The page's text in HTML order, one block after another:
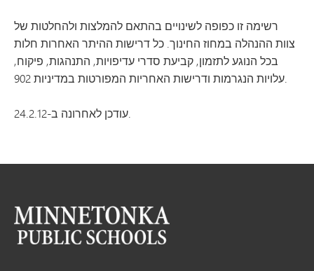
רשימה זו כפופה לשינויים בהתאם להמלצות ולהחלטות של
צוות ההנהלה במחוז החינוך. כל דרישות ההיתר האחרות חלות
בכל הנוגע לתזמון, קביעת סדרי עדיפויות, התנהגות, פיקוח,
עלויות הנגרמות ודרישות האחריות המפורטות במדיניות 902.
עודכן לאחרונה ב-24.2.12.